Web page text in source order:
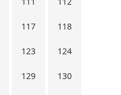
117 118
123 124
129 130